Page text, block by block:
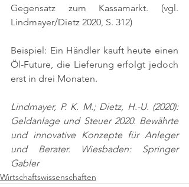
Gegensatz zum Kassamarkt. (vgl.
Lindmayer/Dietz 2020, S. 312)
Beispiel: Ein Händler kauft heute einen
Öl-Future, die Lieferung erfolgt jedoch
erst in drei Monaten.
Lindmayer, P. K. M.; Dietz, H.-U. (2020):
Geldanlage und Steuer 2020. Bewährte
und innovative Konzepte für Anleger
und Berater. Wiesbaden: Springer
Gabler
Wirtschaftswissenschaften